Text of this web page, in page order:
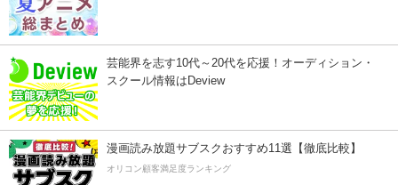
芸能界を志す10代～20代を応援！オーディション・
スクール情報はDeview
漫画読み放題サブスクおすすめ11選【徹底比較】
オリコン顧客満足度ランキング